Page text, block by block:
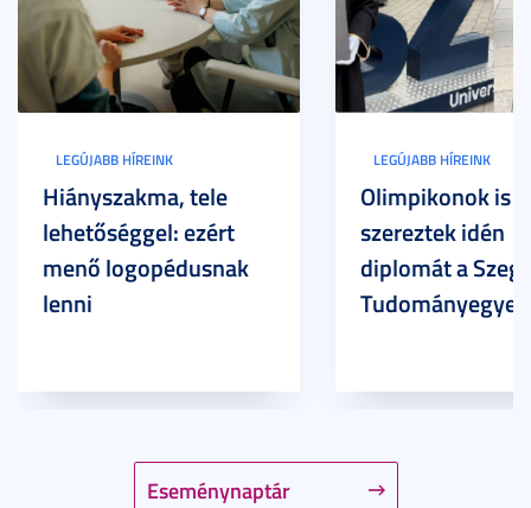
Eseménynaptár
LEGÚJABB HÍREINK
Hiányszakma, tele
lehetőséggel: ezért
menő logopédusnak
lenni
LEGÚJABB HÍREINK
Olimpikonok is
szereztek idén
diplomát a